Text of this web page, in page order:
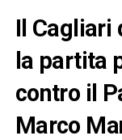
Il Cagliari
la partita
contro il
Marco